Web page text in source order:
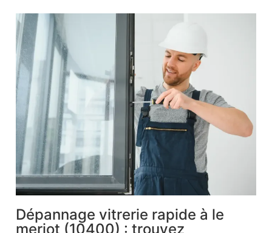
Dépannage vitrerie rapide à le
meriot (10400) : trouvez